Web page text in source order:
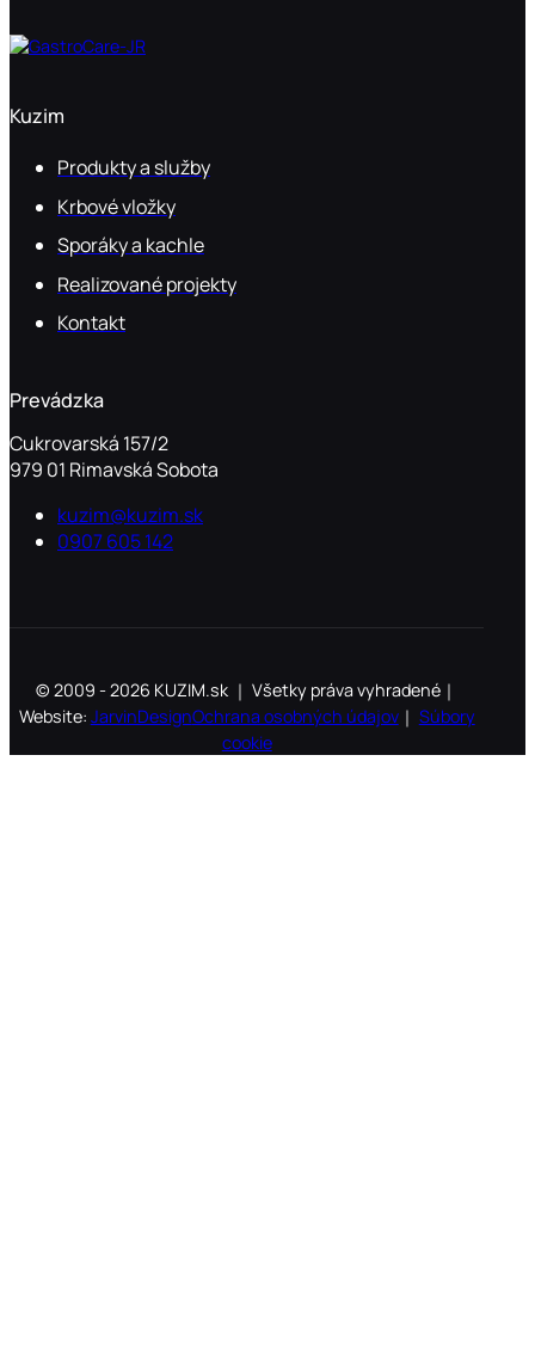
Kuzim
Produkty a služby
Krbové vložky
Sporáky a kachle
Realizované projekty
Kontakt
Prevádzka
Cukrovarská 157/2
979 01 Rimavská Sobota
kuzim@kuzim.sk
0907 605 142
© 2009 - 2026 KUZIM.sk ｜ Všetky práva vyhradené｜
Website: JarvinDesignOchrana osobných údajov｜ Súbory
cookie